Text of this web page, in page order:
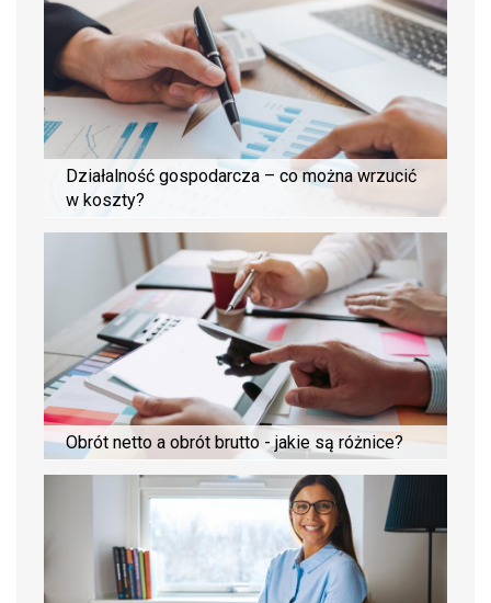
Działalność gospodarcza – co można wrzucić
w koszty?
Obrót netto a obrót brutto - jakie są różnice?